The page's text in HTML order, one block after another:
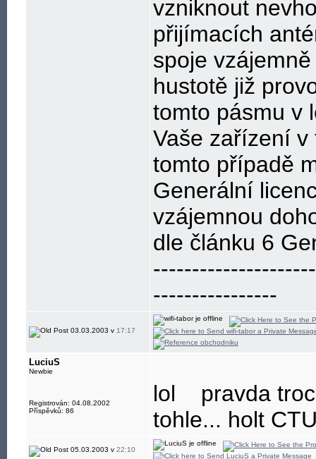
vzniknout
přijímacích
spoje
hustotě již
tomto pásmu v
Vaše zařízení v
tomto případě
Generální
vzájemnou
dle článku 6
----------------
03.03.2003 v 17:17
LuciuS
Newbie
Registrován: 04.08.2002
Příspěvků: 86
lol
pravda
tohle... holt
05.03.2003 v 22:10